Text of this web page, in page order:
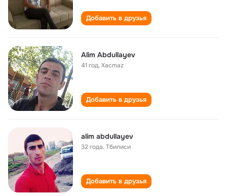
Добавить в друзья
Alim Abdullayev
41 год,Xacmaz
Добавить в друзья
alim abdullayev
32 года,Тбилиси
Добавить в друзья